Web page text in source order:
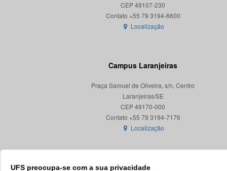
UFS preocupa-se com a sua privacidade
CEP 49107-230
Localização
Campus Laranjeiras
Praça Samuel de Oliveira, s/n, Centro
Laranjeiras/SE
CEP 49170-000
Localização